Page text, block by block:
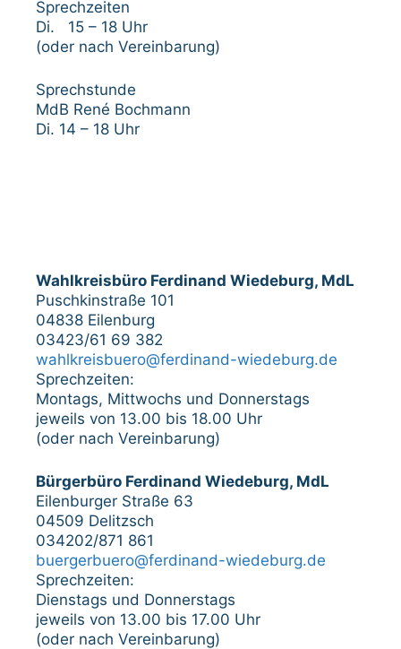
Sprechzeiten
Di. 15 – 18 Uhr
(oder nach Vereinbarung)
Sprechstunde
MdB René Bochmann
Di. 14 – 18 Uhr
Wahlkreisbüro Ferdinand Wiedeburg, MdL
Puschkinstraße 101
04838 Eilenburg
03423/61 69 382
wahlkreisbuero@ferdinand-wiedeburg.de
Sprechzeiten:
Montags, Mittwochs und Donnerstags
jeweils von 13.00 bis 18.00 Uhr
(oder nach Vereinbarung)
Bürgerbüro Ferdinand Wiedeburg, MdL
Eilenburger Straße 63
04509 Delitzsch
034202/871 861
buergerbuero@ferdinand-wiedeburg.de
Sprechzeiten:
Dienstags und Donnerstags
jeweils von 13.00 bis 17.00 Uhr
(oder nach Vereinbarung)